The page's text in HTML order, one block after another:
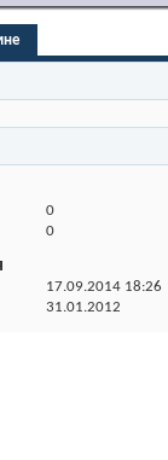
0
0
17.09.2014 18:26
31.01.2012